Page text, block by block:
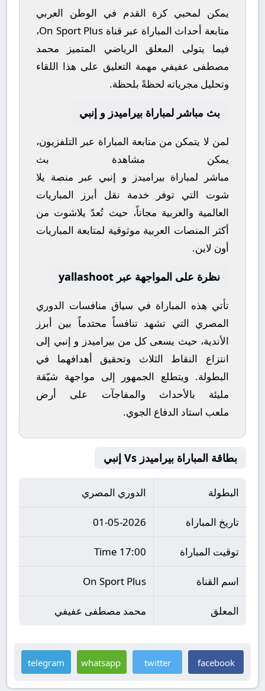
يمكن لمحبي كرة القدم في الوطن العربي
متابعة أحداث المباراة عبر قناة On Sport Plus،
فيما يتولى المعلق الرياضي المتميز محمد
مصطفى عفيفي مهمة التعليق على هذا اللقاء
وتحليل مجرياته لحظةً بلحظة.
بث مباشر لمباراة بيراميدز و إنبي
لمن لا يتمكن من متابعة المباراة عبر التلفزيون،
يمكن مشاهدة بث
مباشر
لمباراة بيراميدز و إنبي عبر منصة يلا
شوت التي توفر خدمة نقل أبرز المباريات
العالمية والعربية مجاناً، حيث تُعدّ يلاشوت من
أكثر المنصات العربية موثوقية لمتابعة المباريات
أون لاين.
نظرة على المواجهة عبر yallashoot
تأتي هذه المباراة في سياق منافسات الدوري
المصري التي تشهد تنافساً محتدماً بين أبرز
الأندية، حيث يسعى كل من بيراميدز و إنبي إلى
انتزاع النقاط الثلاث وتحقيق أهدافهما في
البطولة. ويتطلع الجمهور إلى مواجهة شيّقة
مليئة بالأحداث والمفاجآت على أرض
ملعب استاد الدفاع الجوي.
بطاقة المباراة بيراميدز Vs إنبي
البطولة الدوري المصري
تاريخ المباراة 01-05-2026
توقيت المباراة 17:00 Time
اسم القناة On Sport Plus
المعلق محمد مصطفى عفيفي
facebook
twitter
whatsapp
telegram